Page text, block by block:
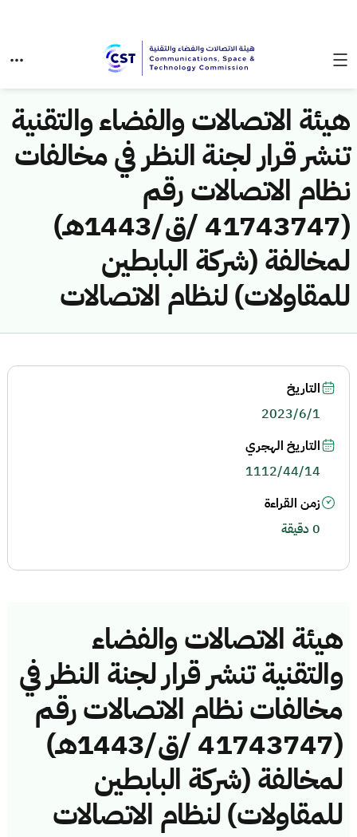
هيئة الاتصالات والفضاء والتقنية
تنشر قرار لجنة النظر في مخالفات
نظام الاتصالات رقم
(41743747 /ق/1443هـ)
لمخالفة (شركة البابطين
للمقاولات) لنظام الاتصالات
هيئة الاتصالات والفضاء
والتقنية تنشر قرار لجنة النظر في
مخالفات نظام الاتصالات رقم
(41743747 /ق/1443هـ)
لمخالفة (شركة البابطين
للمقاولات) لنظام الاتصالات
التاريخ
2023/6/1
التاريخ الهجري
1112/44/14
زمن القراءة
0 دقيقة